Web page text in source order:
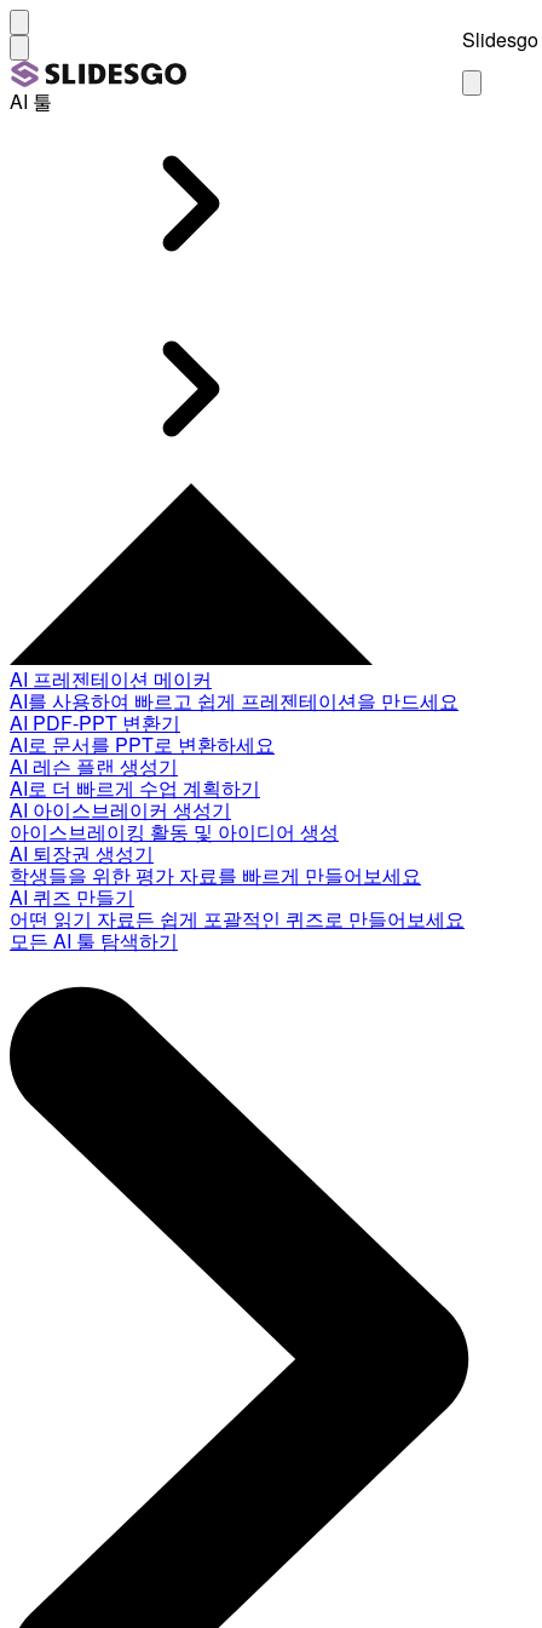
AI 툴
AI 프레젠테이션 메이커
AI를 사용하여 빠르고 쉽게 프레젠테이션을 만드세요
AI PDF-PPT 변환기
AI로 문서를 PPT로 변환하세요
AI 레슨 플랜 생성기
AI로 더 빠르게 수업 계획하기
AI 아이스브레이커 생성기
아이스브레이킹 활동 및 아이디어 생성
AI 퇴장권 생성기
학생들을 위한 평가 자료를 빠르게 만들어보세요
AI 퀴즈 만들기
어떤 읽기 자료든 쉽게 포괄적인 퀴즈로 만들어보세요
모든 AI 툴 탐색하기